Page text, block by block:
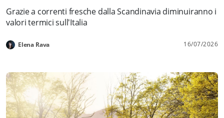
Grazie a correnti fresche dalla Scandinavia diminuiranno i
valori termici sull'Italia
Elena Rava 16/07/2026